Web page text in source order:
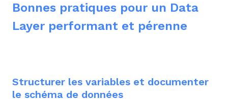
Bonnes pratiques pour un Data
Layer performant et pérenne
Structurer les variables et documenter
le schéma de données